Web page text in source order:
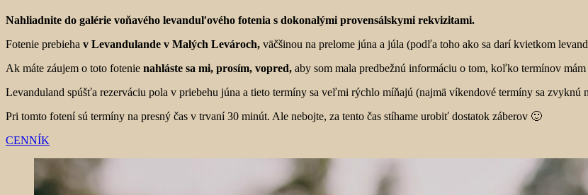
Nahliadnite do galérie voňavého levanduľového fotenia s dokonalými provensálskymi rekvizitami.
Fotenie prebieha v Levandulande v Malých Levároch, väčšinou na prelome júna a júla (podľa toho ako sa darí kvietkom
Ak máte záujem o toto fotenie nahláste sa mi, prosím, vopred, aby som mala predbežnú informáciu o tom, koľko termínov
Levanduland spúšťa rezerváciu pola v priebehu júna a tieto termíny sa veľmi rýchlo míňajú (najmä víkendové termíny sa zvyknú
Pri tomto fotení sú termíny na presný čas v trvaní 30 minút. Ale nebojte, za tento čas stíhame urobiť dostatok záberov 🙂
CENNÍK